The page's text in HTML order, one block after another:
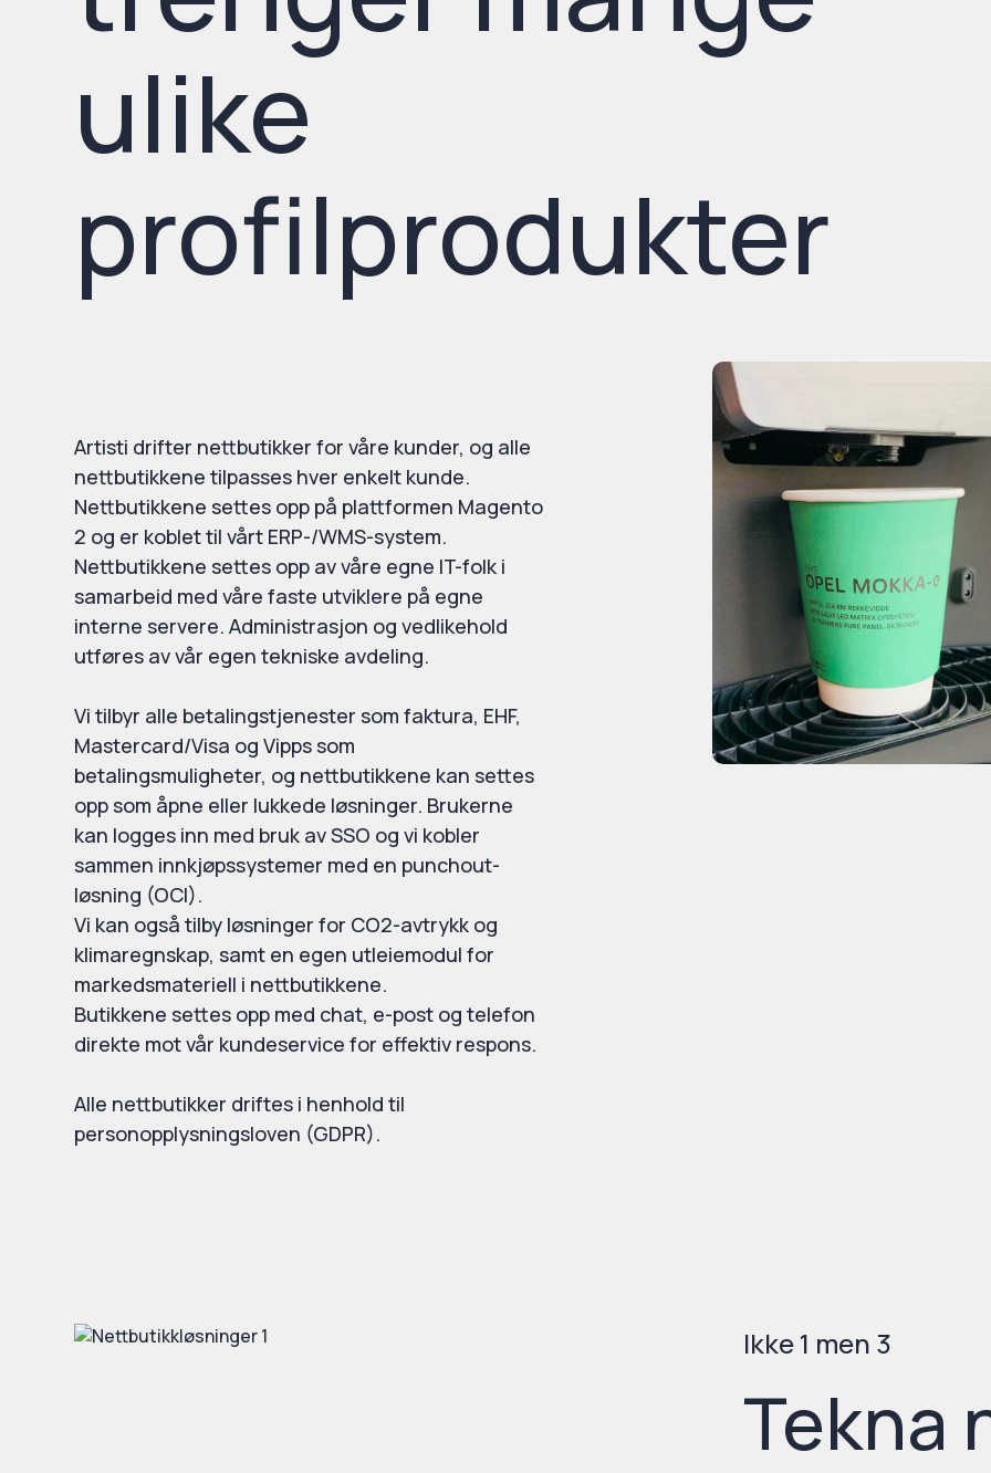
ulike
profilprodukter
Artisti drifter nettbutikker for våre kunder, og alle
nettbutikkene tilpasses hver enkelt kunde.
Nettbutikkene settes opp på plattformen Magento
2 og er koblet til vårt ERP-/WMS-system.
Nettbutikkene settes opp av våre egne IT-folk i
samarbeid med våre faste utviklere på egne
interne servere. Administrasjon og vedlikehold
utføres av vår egen tekniske avdeling.
Vi tilbyr alle betalingstjenester som faktura, EHF,
Mastercard/Visa og Vipps som
betalingsmuligheter, og nettbutikkene kan settes
opp som åpne eller lukkede løsninger. Brukerne
kan logges inn med bruk av SSO og vi kobler
sammen innkjøpssystemer med en punchout-
løsning (OCI).
Vi kan også tilby løsninger for CO2-avtrykk og
klimaregnskap, samt en egen utleiemodul for
markedsmateriell i nettbutikkene.
Butikkene settes opp med chat, e-post og telefon
direkte mot vår kundeservice for effektiv respons.
Alle nettbutikker driftes i henhold til
personopplysningsloven (GDPR).
Ikke 1 men 3
Tekna